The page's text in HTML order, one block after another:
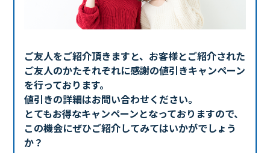
ご友人をご紹介頂きますと、お客様とご紹介された
ご友人のかたそれぞれに感謝の値引きキャンペーン
を行っております。
値引きの詳細はお問い合わせください。
とてもお得なキャンペーンとなっておりますので、
この機会にぜひご紹介してみてはいかがでしょう
か？